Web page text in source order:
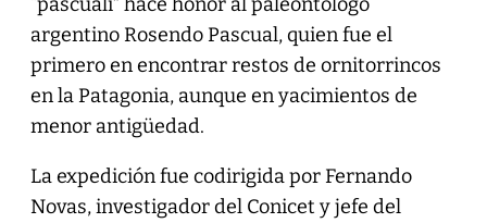
argentino Rosendo Pascual, quien fue el
primero en encontrar restos de ornitorrincos
en la Patagonia, aunque en yacimientos de
menor antigüedad.
La expedición fue codirigida por Fernando
Novas, investigador del Conicet y jefe del